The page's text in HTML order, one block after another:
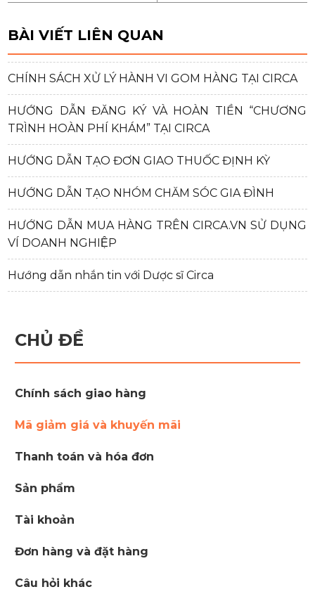
BÀI VIẾT LIÊN QUAN
CHÍNH SÁCH XỬ LÝ HÀNH VI GOM HÀNG TẠI CIRCA
HƯỚNG DẪN ĐĂNG KÝ VÀ HOÀN TIỀN “CHƯƠNG
TRÌNH HOÀN PHÍ KHÁM” TẠI CIRCA
HƯỚNG DẪN TẠO ĐƠN GIAO THUỐC ĐỊNH KỲ
HƯỚNG DẪN TẠO NHÓM CHĂM SÓC GIA ĐÌNH
HƯỚNG DẪN MUA HÀNG TRÊN CIRCA.VN SỬ DỤNG
VÍ DOANH NGHIỆP
Hướng dẫn nhắn tin với Dược sĩ Circa
CHỦ ĐỀ
Chính sách giao hàng
Mã giảm giá và khuyến mãi
Thanh toán và hóa đơn
Sản phẩm
Tài khoản
Đơn hàng và đặt hàng
Câu hỏi khác